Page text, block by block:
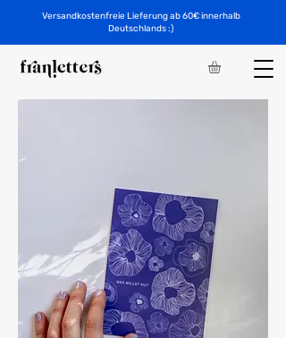
Versandkostenfreie Lieferung ab 60€ innerhalb
Deutschlands :)